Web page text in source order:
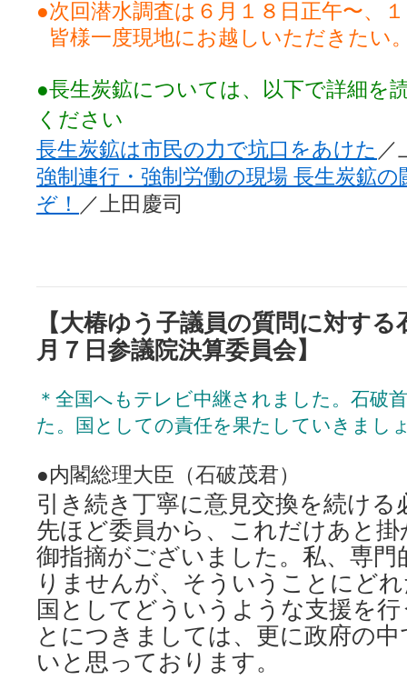
●次回潜水調査は６月１８日正午〜、
皆様一度現地にお越しいただきたい
●長生炭鉱については、以下で詳細を
ください
長生炭鉱は市民の力で坑口をあけた ／
強制連行・強制労働の現場 長生炭鉱
ぞ！ ／上田慶司
【大椿ゆう子議員の質問に対す
月７日参議院決算委員会】
＊全国へもテレビ中継されました。石破
た。国としての責任を果たしていきまし
●内閣総理大臣（石破茂君）
引き続き丁寧に意見交換を続け
先ほど委員から、これだけあと
御指摘がございました。私、専
りませんが、そういうことにど
国としてどういうような支援を
とにつきましては、更に政府の
いと思っております。